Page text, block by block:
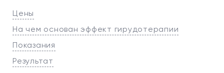
Цены
На чем основан эффект гирудотерапии
Показания
Результат